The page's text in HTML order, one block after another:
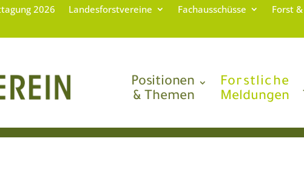
2026 Landesforstvereine Fachausschüsse Forst
Positionen
& Themen
Forstliche
Meldungen